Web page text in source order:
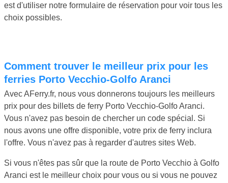
est d'utiliser notre formulaire de réservation pour voir tous les
choix possibles.
Comment trouver le meilleur prix pour les
ferries Porto Vecchio-Golfo Aranci
Avec AFerry.fr, nous vous donnerons toujours les meilleurs
prix pour des billets de ferry Porto Vecchio-Golfo Aranci.
Vous n'avez pas besoin de chercher un code spécial. Si
nous avons une offre disponible, votre prix de ferry inclura
l'offre. Vous n'avez pas à regarder d'autres sites Web.
Si vous n'êtes pas sûr que la route de Porto Vecchio à Golfo
Aranci est le meilleur choix pour vous ou si vous ne pouvez